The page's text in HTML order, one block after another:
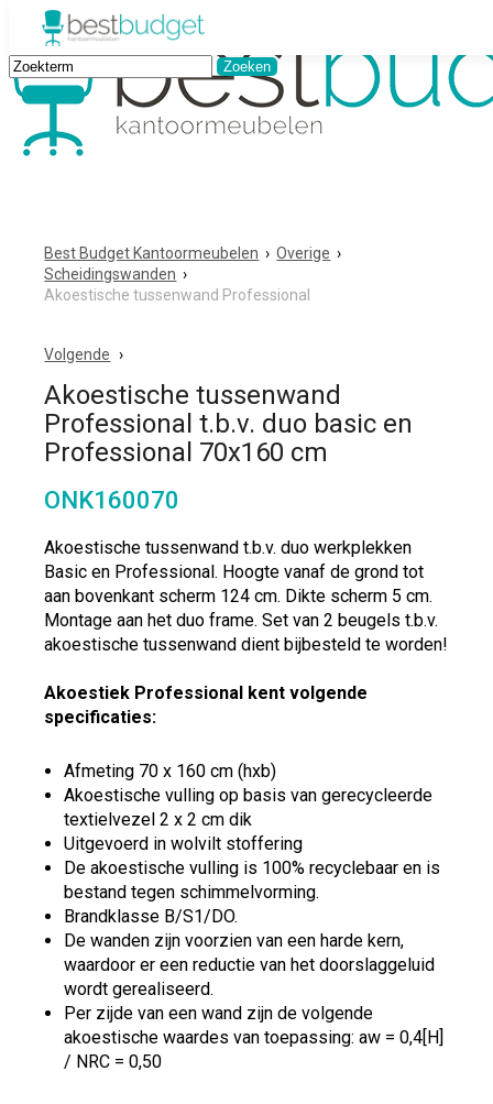
Best Budget Kantoormeubelen › Overige ›
Scheidingswanden ›
Akoestische tussenwand Professional
Volgende
Akoestische tussenwand
Professional t.b.v. duo basic en
Professional 70x160 cm
ONK160070
Akoestische tussenwand t.b.v. duo werkplekken
Basic en Professional. Hoogte vanaf de grond tot
aan bovenkant scherm 124 cm. Dikte scherm 5 cm.
Montage aan het duo frame. Set van 2 beugels t.b.v.
akoestische tussenwand dient bijbesteld te worden!
Akoestiek Professional kent volgende
specificaties:
Afmeting 70 x 160 cm (hxb)
Akoestische vulling op basis van gerecycleerde
textielvezel 2 x 2 cm dik
Uitgevoerd in wolvilt stoffering
De akoestische vulling is 100% recyclebaar en is
bestand tegen schimmelvorming.
Brandklasse B/S1/DO.
De wanden zijn voorzien van een harde kern,
waardoor er een reductie van het doorslaggeluid
wordt gerealiseerd.
Per zijde van een wand zijn de volgende
akoestische waardes van toepassing: aw = 0,4[H]
/ NRC = 0,50